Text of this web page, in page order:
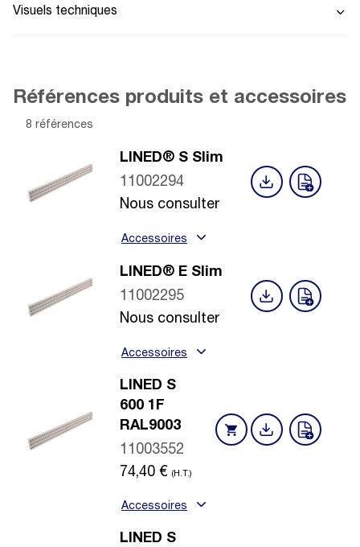
Visuels techniques
Références produits et accessoires
8 références
LINED® S Slim
11002294
Nous consulter
Accessoires
LINED® E Slim
11002295
Nous consulter
Accessoires
LINED S
600 1F
RAL9003
11003552
74,40 € (H.T.)
Accessoires
LINED S